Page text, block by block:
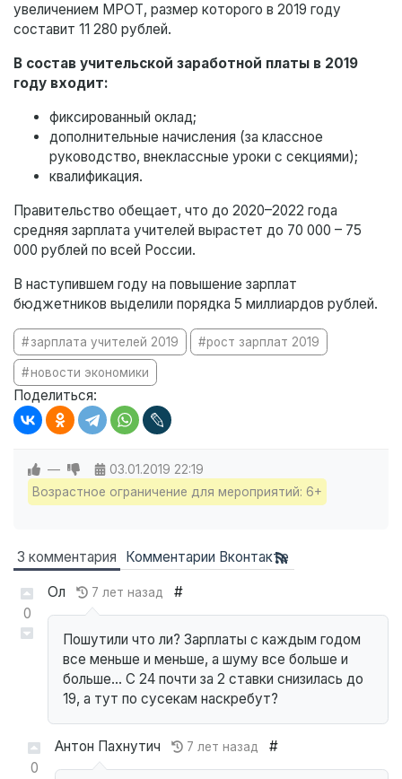
увеличением МРОТ, размер которого в 2019 году
составит 11 280 рублей.
В состав учительской заработной платы в 2019
году входит:
фиксированный оклад;
дополнительные начисления (за классное
руководство, внеклассные уроки с секциями);
квалификация.
Правительство обещает, что до 2020–2022 года
средняя зарплата учителей вырастет до 70 000 – 75
000 рублей по всей России.
В наступившем году на повышение зарплат
бюджетников выделили порядка 5 миллиардов рублей.
зарплата учителей 2019 рост зарплат 2019
новости экономики
Поделиться:
— 03.01.2019 22:19
Возрастное ограничение для мероприятий: 6+
3 комментария Комментарии Вконтакте
0
Ол 7 лет назад #
Пошутили что ли? Зарплаты с каждым годом
все меньше и меньше, а шуму все больше и
больше… С 24 почти за 2 ставки снизилась до
19, а тут по сусекам наскребут?
0
Антон Пахнутич 7 лет назад #